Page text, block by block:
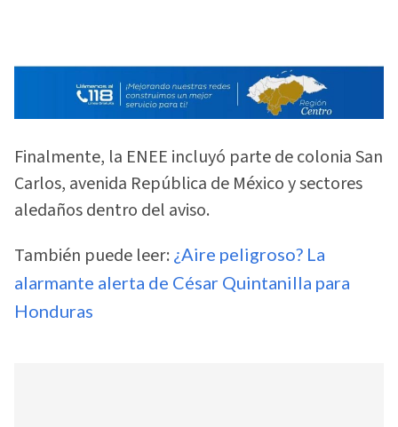
Finalmente, la ENEE incluyó parte de colonia San
Carlos, avenida República de México y sectores
aledaños dentro del aviso.
También puede leer: ¿Aire peligroso? La
alarmante alerta de César Quintanilla para
Honduras